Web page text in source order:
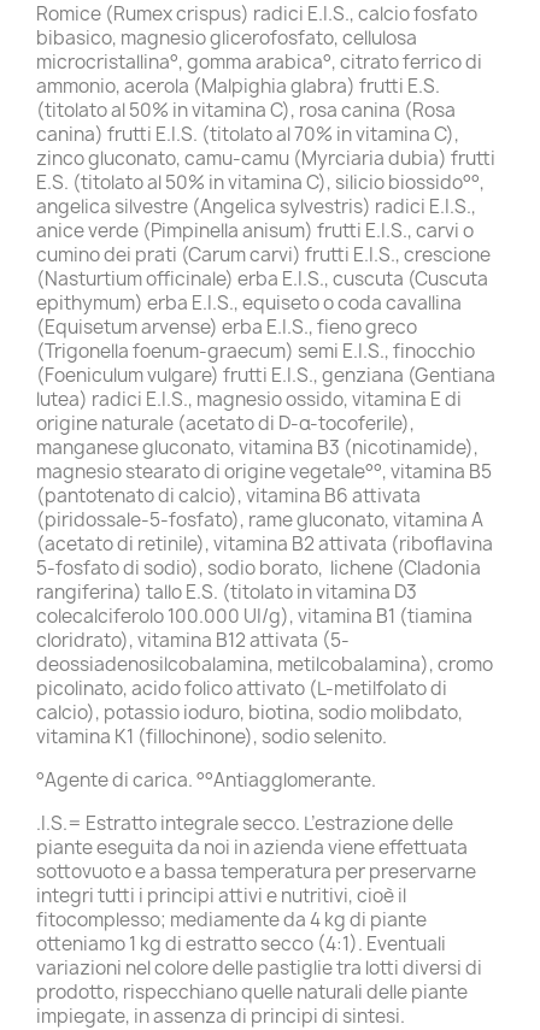
Romice (Rumex crispus) radici E.I.S., calcio fosfato
bibasico, magnesio glicerofosfato, cellulosa
microcristallina°, gomma arabica°, citrato ferrico di
ammonio, acerola (Malpighia glabra) frutti E.S.
(titolato al 50% in vitamina C), rosa canina (Rosa
canina) frutti E.I.S. (titolato al 70% in vitamina C),
zinco gluconato, camu-camu (Myrciaria dubia) frutti
E.S. (titolato al 50% in vitamina C), silicio biossido°°,
angelica silvestre (Angelica sylvestris) radici E.I.S.,
anice verde (Pimpinella anisum) frutti E.I.S., carvi o
cumino dei prati (Carum carvi) frutti E.I.S., crescione
(Nasturtium officinale) erba E.I.S., cuscuta (Cuscuta
epithymum) erba E.I.S., equiseto o coda cavallina
(Equisetum arvense) erba E.I.S., fieno greco
(Trigonella foenum-graecum) semi E.I.S., finocchio
(Foeniculum vulgare) frutti E.I.S., genziana (Gentiana
lutea) radici E.I.S., magnesio ossido, vitamina E di
origine naturale (acetato di D-α-tocoferile),
manganese gluconato, vitamina B3 (nicotinamide),
magnesio stearato di origine vegetale°°, vitamina B5
(pantotenato di calcio), vitamina B6 attivata
(piridossale-5-fosfato), rame gluconato, vitamina A
(acetato di retinile), vitamina B2 attivata (riboflavina
5-fosfato di sodio), sodio borato, lichene (Cladonia
rangiferina) tallo E.S. (titolato in vitamina D3
colecalciferolo 100.000 UI/g), vitamina B1 (tiamina
cloridrato), vitamina B12 attivata (5-
deossiadenosilcobalamina, metilcobalamina), cromo
picolinato, acido folico attivato (L-metilfolato di
calcio), potassio ioduro, biotina, sodio molibdato,
vitamina K1 (fillochinone), sodio selenito.
°Agente di carica. °°Antiagglomerante.
.I.S.= Estratto integrale secco. L’estrazione delle
piante eseguita da noi in azienda viene effettuata
sottovuoto e a bassa temperatura per preservarne
integri tutti i principi attivi e nutritivi, cioè il
fitocomplesso; mediamente da 4 kg di piante
otteniamo 1 kg di estratto secco (4:1). Eventuali
variazioni nel colore delle pastiglie tra lotti diversi di
prodotto, rispecchiano quelle naturali delle piante
impiegate, in assenza di principi di sintesi.